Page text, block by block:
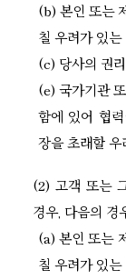
(b) 본인 또는
칠 우려가 있는
(c) 당사의 권
(e) 국가기관
함에 있어 협
장을 초래할
(2) 고객 또는
경우, 다음의 경
(a) 본인 또는
칠 우려가 있는